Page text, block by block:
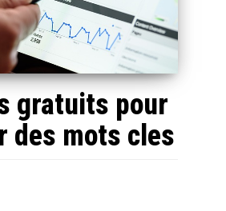
gratuits pour
des mots cles